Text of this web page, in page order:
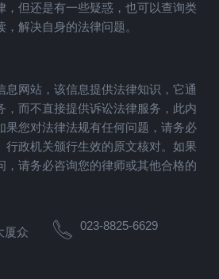
，但还是有一些疑惑，也可以查询类
解决自身的法律问题。
息网站，该信息提供法律知识，它通
，而不直接提供诉讼法律服务，此内
果您对法律法规有任何问题，请务必
行政机关颁行生效的原文核对。如果
，请务必咨询您的律师或其他合格的
厦众
023-8825-6629